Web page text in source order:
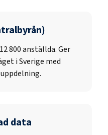
12 800anställda. Ger
i Sverige med
data